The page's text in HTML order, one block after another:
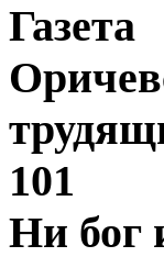
101
Ни бог